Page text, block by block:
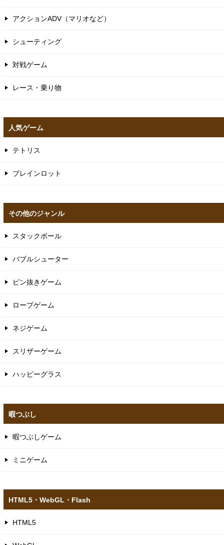
アクションADV（マリオなど）
シューティング
対戦ゲーム
レース・乗り物
人気ゲーム
テトリス
ブレインロット
その他のジャンル
スタックボール
バブルシューター
ピン抜きゲーム
ロープゲーム
ネジゲーム
スリザーゲーム
ハッピーグラス
暇つぶし
暇つぶしゲーム
ミニゲーム
HTML5​・WebGL​・Flash
HTML5